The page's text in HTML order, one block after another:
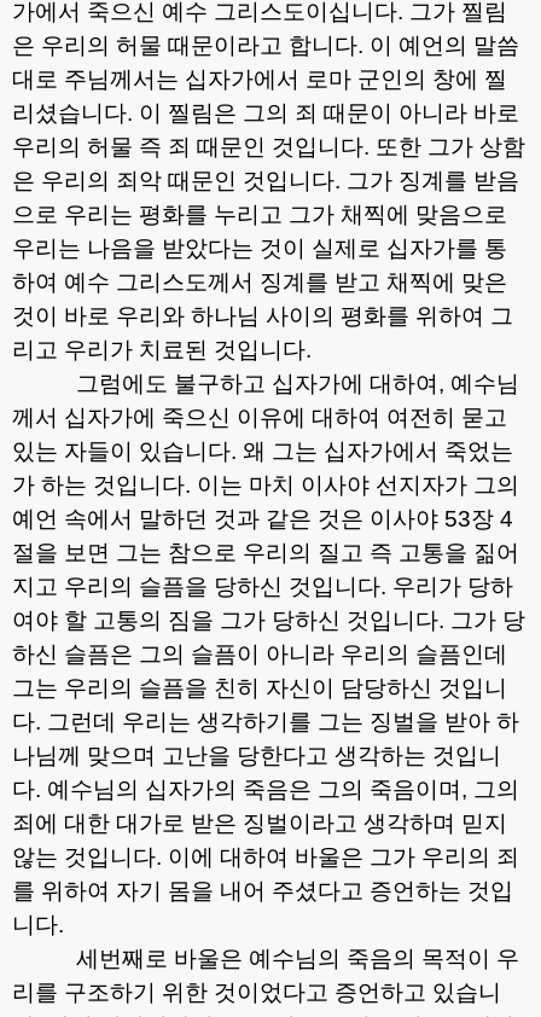
가에서 죽으신 예수 그리스도이십니다. 그가 찔림
은 우리의 허물 때문이라고 합니다. 이 예언의 말씀
대로 주님께서는 십자가에서 로마 군인의 창에 찔
리셨습니다. 이 찔림은 그의 죄 때문이 아니라 바로
우리의 허물 즉 죄 때문인 것입니다. 또한 그가 상함
은 우리의 죄악 때문인 것입니다. 그가 징계를 받음
으로 우리는 평화를 누리고 그가 채찍에 맞음으로
우리는 나음을 받았다는 것이 실제로 십자가를 통
하여 예수 그리스도께서 징계를 받고 채찍에 맞은
것이 바로 우리와 하나님 사이의 평화를 위하여 그
리고 우리가 치료된 것입니다.
그럼에도 불구하고 십자가에 대하여 , 예수님
께서 십자가에 죽으신 이유에 대하여 여전히 묻고
있는 자들이 있습니다. 왜 그는 십자가에서 죽었는
가 하는 것입니다. 이는 마치 이사야 선지자가 그의
예언 속에서 말하던 것과 같은 것은 이사야 53장 4
절을 보면 그는 참으로 우리의 질고 즉 고통을 짊어
지고 우리의 슬픔을 당하신 것입니다. 우리가 당하
여야 할 고통의 짐을 그가 당하신 것입니다. 그가 당
하신 슬픔은 그의 슬픔이 아니라 우리의 슬픔인데
그는 우리의 슬픔을 친히 자신이 담당하신 것입니
다. 그런데 우리는 생각하기를 그는 징벌을 받아 하
나님께 맞으며 고난을 당한다고 생각하는 것입니
다. 예수님의 십자가의 죽음은 그의 죽음이며 , 그의
죄에 대한 대가로 받은 징벌이라고 생각하며 믿지
않는 것입니다. 이에 대하여 바울은 그가 우리의 죄
를 위하여 자기 몸을 내어 주셨다고 증언하는 것입
니다.
세번째로 바울은 예수님의 죽음의 목적이 우
리를 구조하기 위한 것이었다고 증언하고 있습니